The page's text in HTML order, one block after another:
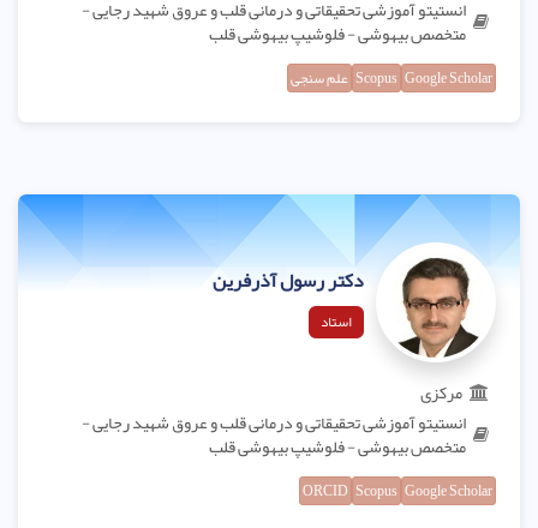
انستیتو آموزشی تحقیقاتی و درمانی قلب و عروق شهید رجایی -
متخصص بیهوشی - فلوشیپ بیهوشی قلب
Google Scholar
Scopus علم سنجی
دکتر رسول آذرفرین
استاد
مرکزی
انستیتو آموزشی تحقیقاتی و درمانی قلب و عروق شهید رجایی -
متخصص بیهوشی - فلوشیپ بیهوشی قلب
Google Scholar
Scopus
ORCID